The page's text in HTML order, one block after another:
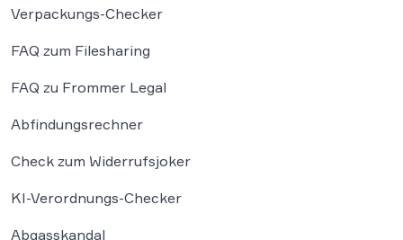
Verpackungs-Checker
FAQ zum Filesharing
FAQ zu Frommer Legal
Abfindungsrechner
Check zum Widerrufsjoker
KI-Verordnungs-Checker
Abgasskandal